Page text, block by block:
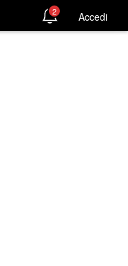
2 Accedi